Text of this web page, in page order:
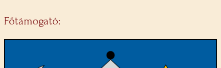
Főtámogató: